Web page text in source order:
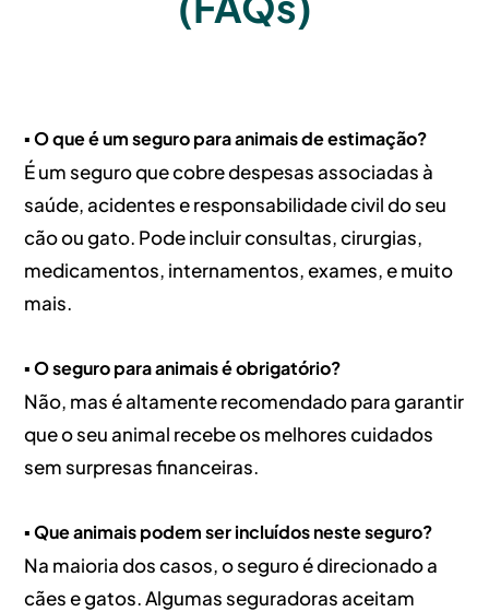
▪️ O que é um seguro para animais de estimação?
É um seguro que cobre despesas associadas à
saúde, acidentes e responsabilidade civil do seu
cão ou gato. Pode incluir consultas, cirurgias,
medicamentos, internamentos, exames, e muito
mais.
▪️ O seguro para animais é obrigatório?
Não, mas é altamente recomendado para garantir
que o seu animal recebe os melhores cuidados
sem surpresas financeiras.
▪️ Que animais podem ser incluídos neste seguro?
Na maioria dos casos, o seguro é direcionado a
cães e gatos. Algumas seguradoras aceitam